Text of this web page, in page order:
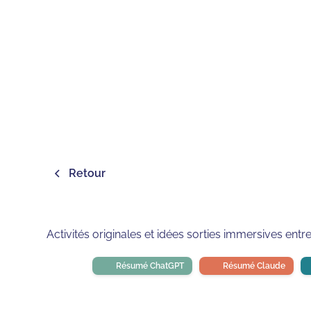
Retour
Activités originales et idées sorties immersives
Résumé ChatGPT Résumé Claude